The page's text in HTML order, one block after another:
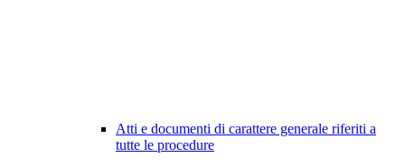
Atti e documenti di carattere generale riferiti a
tutte le procedure